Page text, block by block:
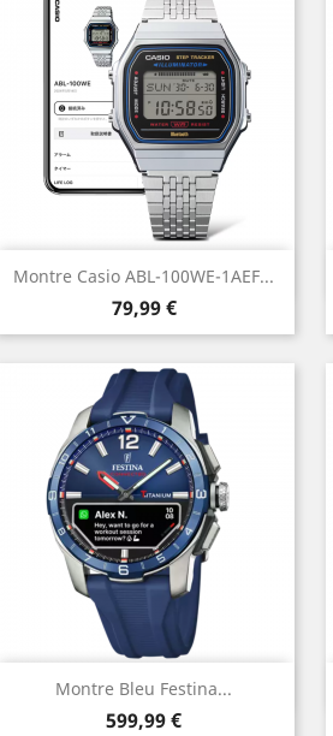
Montre Casio ABL-100WE-1AEF...
Prix
79,99 €
Aperçu rapide
Montre Bleu Festina...
Prix
599,99 €
Aperçu rapide